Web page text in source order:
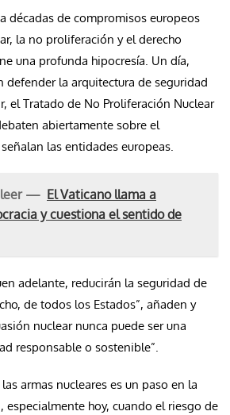
décadas de compromisos europeos
la no proliferación y el derecho
una profunda hipocresía. Un día,
defender la arquitectura de seguridad
el Tratado de No Proliferación Nuclear
abiertamente sobre el
las entidades europeas.
leer — El Vaticano llama a
y cuestiona el sentido de
adelante, reducirán la seguridad de
de todos los Estados”, añaden y
nuclear nunca puede ser una
responsable o sostenible”.
armas nucleares es un paso en la
especialmente hoy, cuando el riesgo de